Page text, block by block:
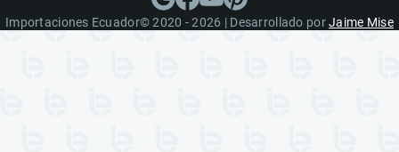
Importaciones Ecuador© 2020 - 2026 | Desarrollado porJaime Mise